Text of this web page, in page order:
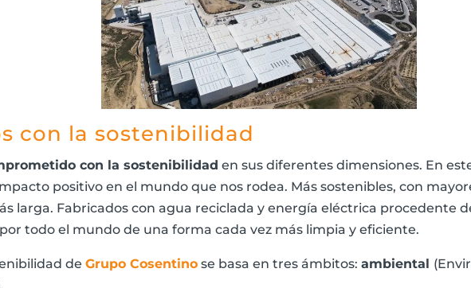
con la sostenibilidad
con la sostenibilidad en sus diferentes dimensiones. En
positivo en el mundo que nos rodea. Más sostenibles, con
larga. Fabricados con agua reciclada y energía eléctrica procedente
todo el mundo de una forma cada vez más limpia y eficiente.
deGrupo Cosentino se basa en tres ámbitos:ambiental